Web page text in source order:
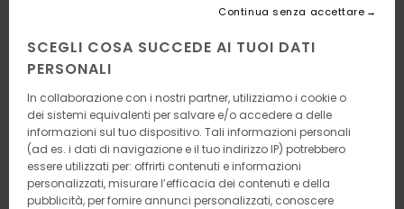
SCEGLI COSA SUCCEDE AI TUOI DATI
PERSONALI
In collaborazione con i nostri partner, utilizziamo i cookie o
dei sistemi equivalenti per salvare e/o accedere a delle
informazioni sul tuo dispositivo. Tali informazioni personali
(ad es. i dati di navigazione e il tuo indirizzo IP) potrebbero
essere utilizzati per: offrirti contenuti e informazioni
personalizzati, misurare l’efficacia dei contenuti e della
pubblicità, per fornire annunci personalizzati, conoscere
Continua senza accettare